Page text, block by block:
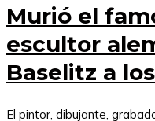
Murió el
escultor
Baselitz a
El pintor, dibujante,